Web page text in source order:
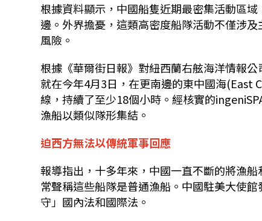
根據資料顯示，中國船隻近期最密集活動區
邊。外界擔憂，這類高密度船隊活動不僅涉
風險。
根據《華爾街日報》對紐西蘭右舷海洋情報公
就在今年4月3日，在更南邊的東中國海(East
線，持續了至少18個小時。經核實的
漁船以類似隊形集結。
迫西方無法以傳統軍事回應
報導指出，十多年來，中國一直不斷的將漁
常聲稱這些船隊是普通漁船。中國駐美大使
守」國內法和國際法。